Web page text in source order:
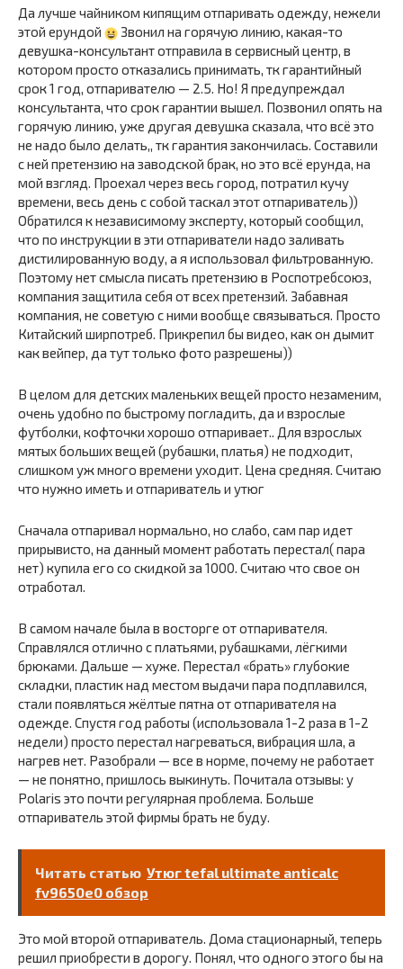
Да лучше чайником кипящим отпаривать одежду, нежели
этой ерундой
Звонил на горячую линию, какая-то
девушка-консультант отправила в сервисный центр, в
котором просто отказались принимать, тк гарантийный
срок 1 год, отпаривателю — 2.5. Но! Я предупреждал
консультанта, что срок гарантии вышел. Позвонил опять на
горячую линию, уже другая девушка сказала, что всё это
не надо было делать,, тк гарантия закончилась. Составили
с ней претензию на заводской брак, но это всё ерунда, на
мой взгляд. Проехал через весь город, потратил кучу
времени, весь день с собой таскал этот отпариватель))
Обратился к независимому эксперту, который сообщил,
что по инструкции в эти отпариватели надо заливать
дистилированную воду, а я использовал фильтрованную.
Поэтому нет смысла писать претензию в Роспотребсоюз,
компания защитила себя от всех претензий. Забавная
компания, не советую с ними вообще связываться. Просто
Китайский ширпотреб. Прикрепил бы видео, как он дымит
как вейпер, да тут только фото разрешены))
В целом для детских маленьких вещей просто незаменим,
очень удобно по быстрому погладить, да и взрослые
футболки, кофточки хорошо отпаривает.. Для взрослых
мятых больших вещей (рубашки, платья) не подходит,
слишком уж много времени уходит. Цена средняя. Считаю
что нужно иметь и отпариватель и утюг
Сначала отпаривал нормально, но слабо, сам пар идет
прирывисто, на данный момент работать перестал( пара
нет) купила его со скидкой за 1000. Считаю что свое он
отработал.
В самом начале была в восторге от отпаривателя.
Справлялся отлично с платьями, рубашками, лёгкими
брюками. Дальше — хуже. Перестал «брать» глубокие
складки, пластик над местом выдачи пара подплавился,
стали появляться жёлтые пятна от отпаривателя на
одежде. Спустя год работы (использовала 1-2 раза в 1-2
недели) просто перестал нагреваться, вибрация шла, а
нагрев нет. Разобрали — все в норме, почему не работает
— не понятно, пришлось выкинуть. Почитала отзывы: у
Polaris это почти регулярная проблема. Больше
отпариватель этой фирмы брать не буду.
Читать статью Утюг tefal ultimate anticalc
fv9650e0 обзор
Это мой второй отпариватель. Дома стационарный, теперь
решил приобрести в дорогу. Понял, что одного этого бы на